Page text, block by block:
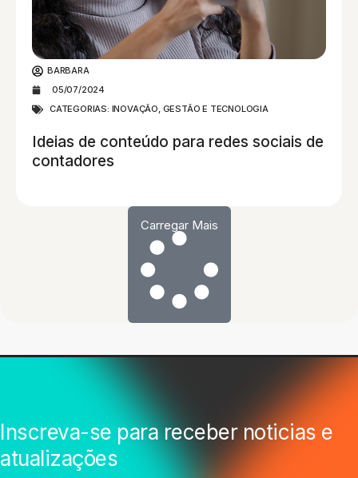
BARBARA
05/07/2024
CATEGORIAS: INOVAÇÃO, GESTÃO E TECNOLOGIA
Ideias de conteúdo para redes sociais de
contadores
Carregar Mais
Inscreva-se para receber noticias e
atualizações